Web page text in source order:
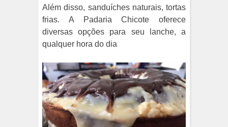
Além disso, sanduíches naturais, tortas
frias. A Padaria Chicote oferece
diversas opções para seu lanche, a
qualquer hora do dia